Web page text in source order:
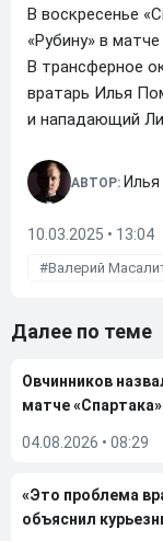
В воскресенье
«Рубину» в
В трансферное
вратарь Илья
и нападающий
АВТОР:
10.03.2025 • 13:04
Валерий
Далее по теме
Овчинников
матче «Спартака»
04.08.2026 • 08:29
«Это проблема
объяснил